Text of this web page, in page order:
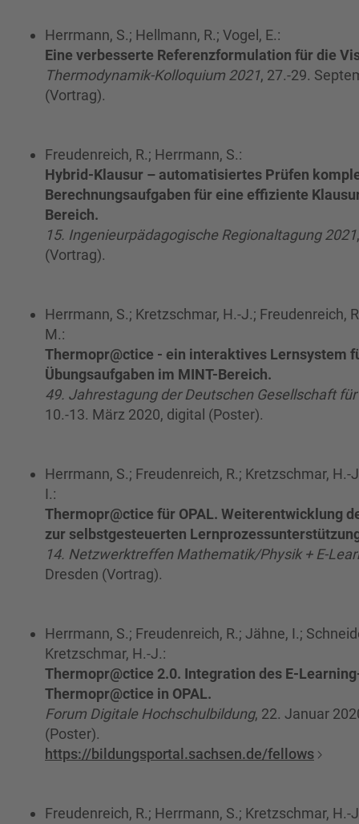
Herrmann, S.; Hellmann, R.; Vogel, E.:
Eine verbesserte Referenzformulation für die
Thermodynamik-Kolloquium 2021, 27.-29.
(Vortrag).
Freudenreich, R.; Herrmann, S.:
Hybrid-Klausur – automatisiertes Prüfen
Berechnungsaufgaben für eine effiziente
Bereich.
15. Ingenieurpädagogische Regionaltagung 2021
(Vortrag).
Herrmann, S.; Kretzschmar, H.-J.; Freudenreich,
M.:
Thermopr@ctice - ein interaktives Lernsystem
Übungsaufgaben im MINT-Bereich.
49. Jahrestagung der Deutschen Gesellschaft
10.-13. März 2020, digital (Poster).
Herrmann, S.; Freudenreich, R.; Kretzschmar, H.-
I.:
Thermopr@ctice für OPAL. Weiterentwicklung
zur selbstgesteuerten
14. Netzwerktreffen Mathematik/Physik + E-
Dresden (Vortrag).
Herrmann, S.; Freudenreich, R.; Jähne, I.;
Kretzschmar, H.-J.:
Thermopr@ctice 2.0. Integration des E-
Thermopr@ctice in OPAL.
Forum Digitale Hochschulbildung, 22. Januar
(Poster).
https://bildungsportal.sachsen.de/fellows
Freudenreich, R.; Herrmann, S.; Kretzschmar, H.-